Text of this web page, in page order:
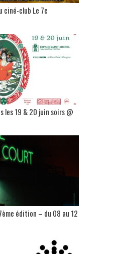
ciné-club Le 7e
les 19 & 20 juin soirs @
édition – du 08 au 12